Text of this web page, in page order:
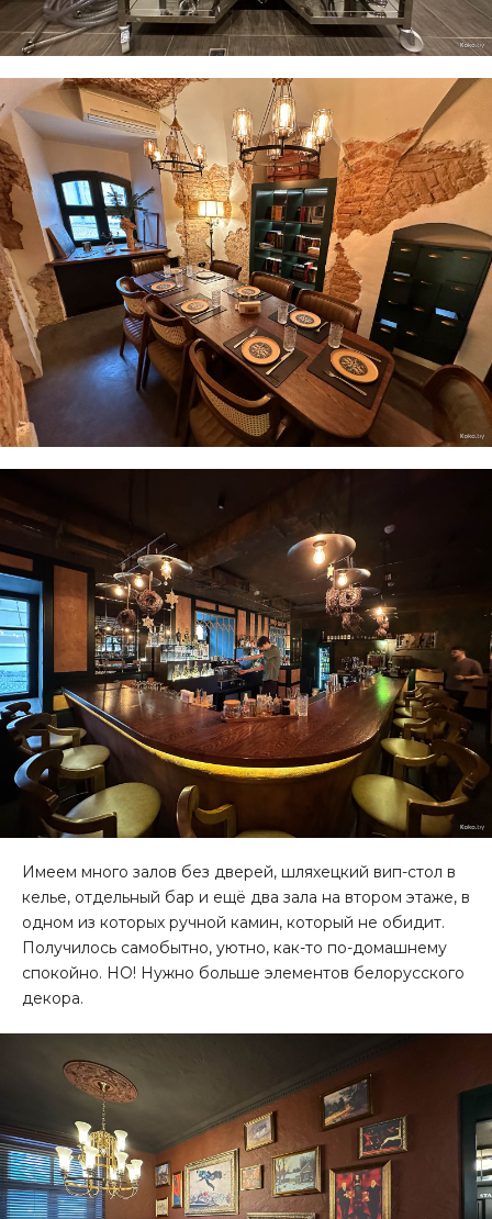
Имеем много залов без дверей, шляхецкий вип-стол в
келье, отдельный бар и ещё два зала на втором этаже, в
одном из которых ручной камин, который не обидит.
Получилось самобытно, уютно, как-то по-домашнему
спокойно. НО! Нужно больше элементов белорусского
декора.